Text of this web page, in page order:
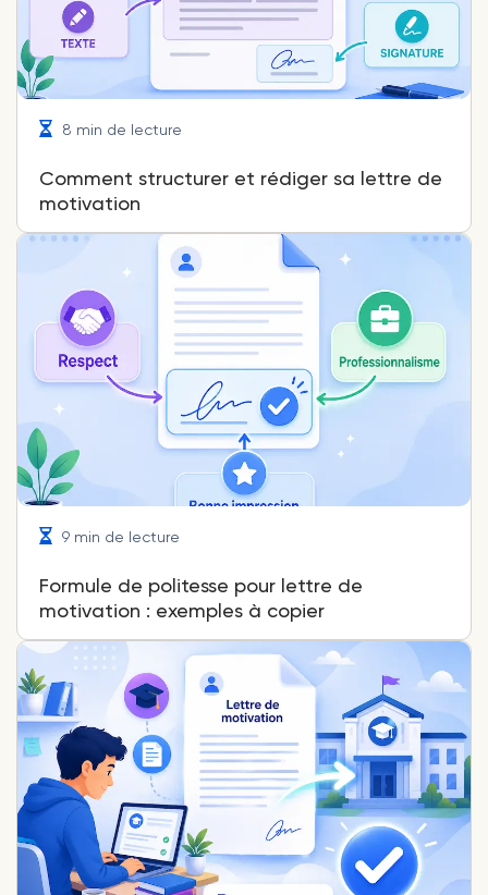
8 min de lecture
Comment structurer et rédiger sa lettre de
motivation
9 min de lecture
Formule de politesse pour lettre de
motivation : exemples à copier